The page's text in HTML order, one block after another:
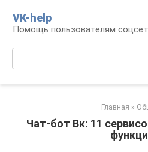
контенту
VK-help
Помощь пользователям
Главная »
Чат-бот Вк: 11